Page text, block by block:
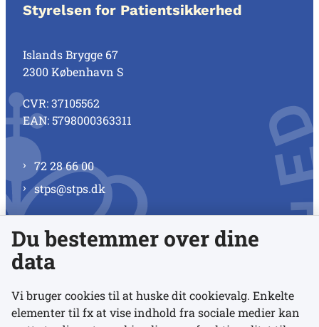
Styrelsen for Patientsikkerhed
Islands Brygge 67
2300 København S
CVR: 37105562
EAN: 5798000363311
72 28 66 00
stps@stps.dk
Se alle kontaktnumre
Links
Du bestemmer over dine
data
Vi bruger cookies til at huske dit cookievalg. Enkelte
elementer til fx at vise indhold fra sociale medier kan